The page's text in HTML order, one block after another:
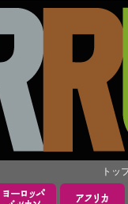
トッ